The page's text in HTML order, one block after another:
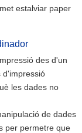
estalviar paper
des d'un
d'impressió
les dades no
de dades
per permetre que